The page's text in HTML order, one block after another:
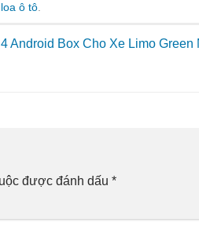
ô tô.
Android Box Cho Xe Limo
được đánh dấu *